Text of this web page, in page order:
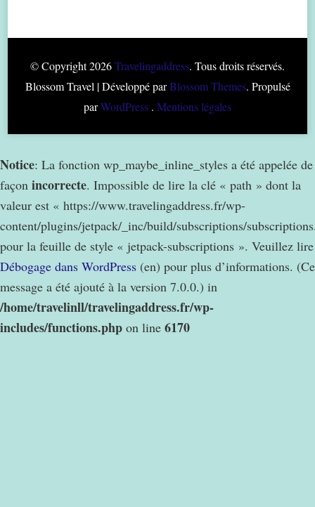
© Copyright 2026Travelingaddress. Tous droits réservés.
Blossom Travel | Développé parBlossom Themes. Propulsé
parWordPress . Mentions légales
Notice: La fonction wp_maybe_inline_styles a été appelée de
façon incorrecte. Impossible de lire la clé « path » dont la
valeur est « https://www.travelingaddress.fr/wp-
content/plugins/jetpack/_inc/build/subscriptions/
pour la feuille de style « jetpack-subscriptions ». Veuillez lire
Débogage dans WordPress (en) pour plus d’informations. (Ce
message a été ajouté à la version 7.0.0.) in
/home/travelinll/travelingaddress.fr/wp-
includes/functions.php on line 6170